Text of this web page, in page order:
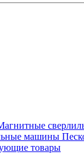
машины
товары